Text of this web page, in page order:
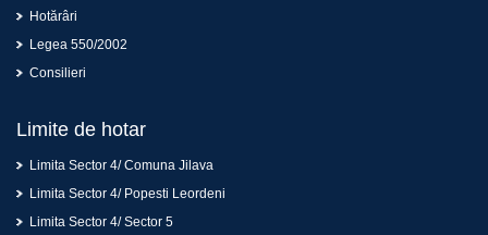
Hotărâri
Legea 550/2002
Consilieri
Limite de hotar
Limita Sector 4/ Comuna Jilava
Limita Sector 4/ Popesti Leordeni
Limita Sector 4/ Sector 5